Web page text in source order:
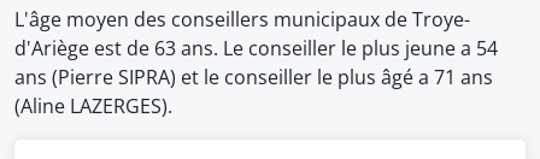
L'âge moyen des conseillers municipaux de Troye-
d'Ariège est de 63 ans. Le conseiller le plus jeune a 54
ans (Pierre SIPRA) et le conseiller le plus âgé a 71 ans
(Aline LAZERGES).